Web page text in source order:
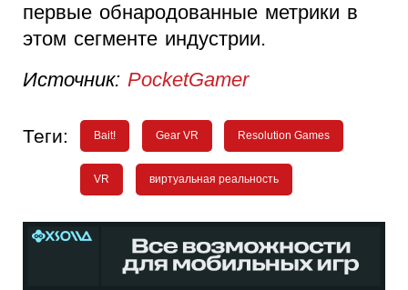
первые обнародованные метрики в
этом сегменте индустрии.
Источник: PocketGamer
Теги: Bait! Gear VR Resolution Games
VR виртуальная реальность